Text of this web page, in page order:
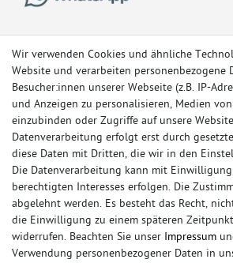
© Copyright 2026 Sportauspuff-Store.de -
Preisangaben inkl. gesetzlicher MwSt. und
Das Internetportal für
Rennsportanlagen, Sportendrohre,
Wir verwenden Cookies und ähnliche
Website und verarbeiten personenbezogene
Besucher:innen unserer Webseite (z.B. IP-
und Anzeigen zu personalisieren, Medien
einzubinden oder Zugriffe auf unsere
Datenverarbeitung erfolgt erst durch
diese Daten mit Dritten, die wir in den
Die Datenverarbeitung kann mit
berechtigten Interesses erfolgen. Die
abgelehnt werden. Es besteht das Recht,
die Einwilligung zu einem späteren
widerrufen. Beachten Sie unser Impressum
Verwendung personenbezogener Daten in